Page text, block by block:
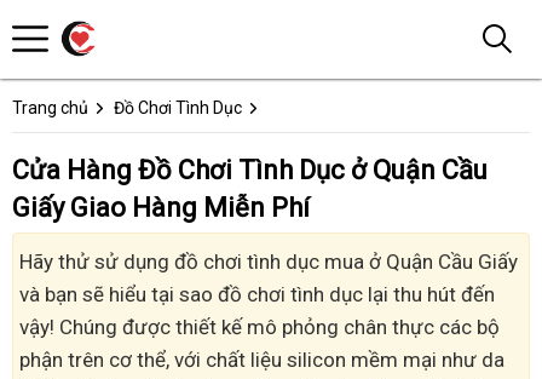
Trang chủ Đồ Chơi Tình Dục
Cửa Hàng Đồ Chơi Tình Dục ở Quận Cầu
Giấy Giao Hàng Miễn Phí
Hãy thử sử dụng đồ chơi tình dục mua ở Quận Cầu Giấy
và bạn sẽ hiểu tại sao đồ chơi tình dục lại thu hút đến
vậy! Chúng được thiết kế mô phỏng chân thực các bộ
phận trên cơ thể, với chất liệu silicon mềm mại như da